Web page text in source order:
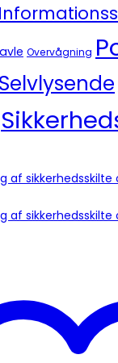
Overvågning
Selvlysende